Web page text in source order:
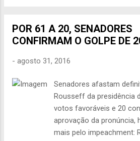
POR 61 A 20, SENADORES
CONFIRMAM O GOLPE DE
- agosto 31, 2016
Senadores afastam
Rousseff da presidência
votos favoráveis e 20
aprovação da pronúncia,
mais pelo impeachment: